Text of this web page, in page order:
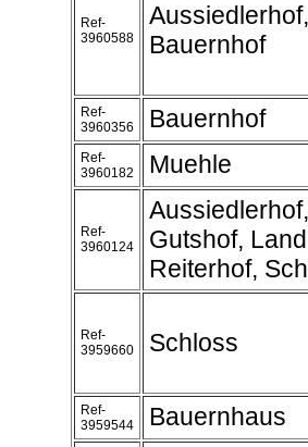
Ref-
3960588
Bauernhof
Ref-
3960356
Bauernhof
Ref-
3960182
Muehle
Ref-
3960124
Gutshof,
Reiterhof,
Ref-
3959660
Schloss
Ref-
3959544
Bauernhaus